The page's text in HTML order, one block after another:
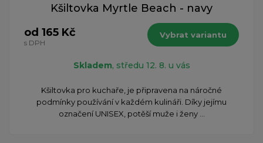
Kšiltovka Myrtle Beach - navy
od 165 Kč
s DPH
Vybrat variantu
Skladem, středu 12. 8. u vás
​Kšiltovka pro kuchaře, je připravena na náročné
podmínky používání v každém kulináři. Díky jejímu
označení UNISEX, potěší muže i ženy ...